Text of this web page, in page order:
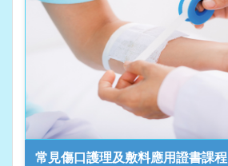
常見傷口護理及敷料應用證書課程